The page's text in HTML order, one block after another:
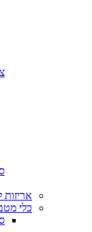
אריזות
כלי